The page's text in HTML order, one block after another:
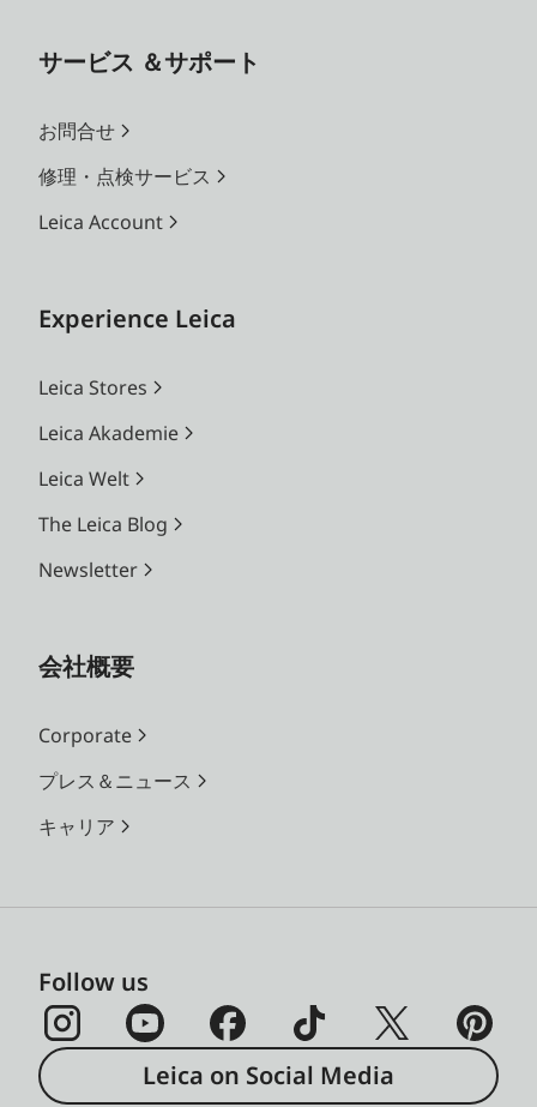
サービス ＆サポート
お問合せ
修理・点検サービス
Leica Account
Experience Leica
Leica Stores
Leica Akademie
Leica Welt
The Leica Blog
Newsletter
会社概要
Corporate
プレス＆ニュース
キャリア
Follow us
Leica on Social Media